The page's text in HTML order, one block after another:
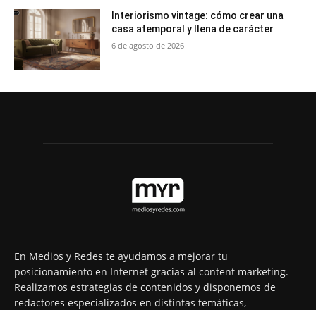
Interiorismo vintage: cómo crear una
casa atemporal y llena de carácter
6 de agosto de 2026
En Medios y Redes te ayudamos a mejorar tu
posicionamiento en Internet gracias al content marketing.
Realizamos estrategias de contenidos y disponemos de
redactores especializados en distintas temáticas,